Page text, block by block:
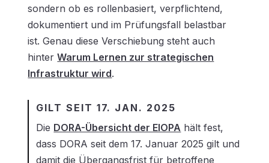
sondern ob es rollenbasiert, verpflichtend,
dokumentiert und im Prüfungsfall belastbar
ist. Genau diese Verschiebung steht auch
hinterWarum Lernen zur strategischen
Infrastruktur wird.
GILT SEIT 17. JAN. 2025
Die DORA-Übersicht der EIOPA hält fest,
dass DORA seit dem 17. Januar 2025 gilt und
damit die Übergangsfrist für betroffene